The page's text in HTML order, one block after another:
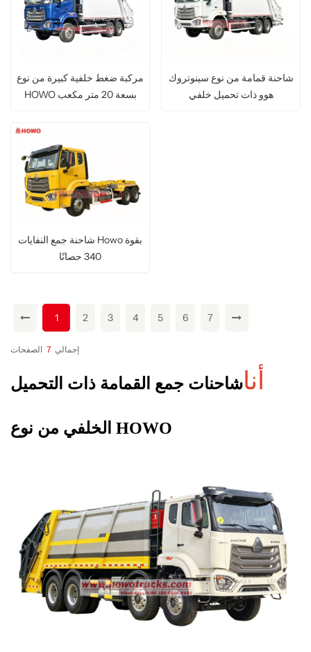
مركبة ضغط خلفية كبيرة من نوع
HOWO بسعة 20 متر مكعب
شاحنة قمامة من نوع سينوتروك
هوو ذات تحميل خلفي
شاحنة جمع النفايات Howo بقوة
340 حصانًا
1 2 3 4 5 6 7
إجمالي 7 الصفحات
أناشاحنات جمع القمامة ذات التحميل
الخلفي من نوع HOWO